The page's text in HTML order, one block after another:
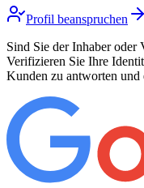
Profil beanspruchen
Sind Sie der Inhaber oder
Verifizieren Sie Ihre
Kunden zu antworten